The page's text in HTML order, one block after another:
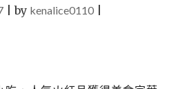
|by kenalice0110|